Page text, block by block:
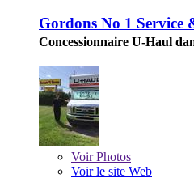
Gordons No 1 Service
Concessionnaire U-Haul
VoirPhotos
Voir le site Web